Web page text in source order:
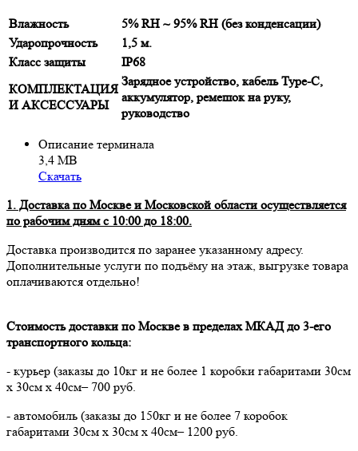
Влажность
5% RH ~ 95% RH (без конденсации)
Ударопрочность
1,5 м.
Класс защиты
IP68
КОМПЛЕКТАЦИЯ
И АКСЕССУАРЫ
Зарядное устройство, кабель Type-C,
аккумулятор, ремешок на руку,
руководство
Описание терминала
3,4 МВ
Скачать
1. Доставка по Москве и Московской области осуществляется
по рабочим дням с 10:00 до 18:00.
Доставка производится по заранее указанному адресу.
Дополнительные услуги по подъёму на этаж, выгрузке товара
оплачиваются отдельно!
Стоимость доставки по Москве в пределах МКАД до 3-его
транспортного кольца:
- курьер (заказы до 10кг и не более 1 коробки габаритами 30см
х 30см х 40см– 700 руб.
- автомобиль (заказы до 150кг и не более 7 коробок
габаритами 30см х 30см х 40см– 1200 руб.